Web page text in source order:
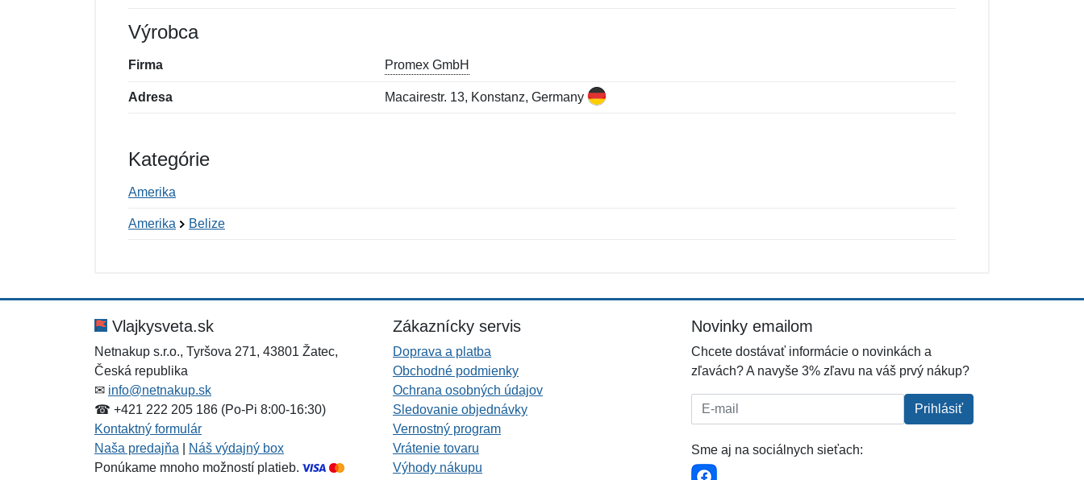
Výrobca
Firma Promex GmbH
Adresa Macairestr. 13, Konstanz, Germany
Kategórie
Amerika
Amerika Belize
Správa*
Správa*
Vlajkysveta.sk
Netnakup s.r.o., Tyršova 271, 43801 Žatec,
Česká republika
✉ info@netnakup.sk
☎ +421 222 205 186 (Po-Pi 8:00-16:30)
Kontaktný formulár
Naša predajňa
Náš výdajný box
Ponúkame mnoho možností platieb.
Zákaznícky servis
Doprava a platba
Obchodné podmienky
Ochrana osobných údajov
Sledovanie objednávky
Vernostný program
Vrátenie tovaru
Výhody nákupu
Novinky emailom
Chcete dostávať informácie o novinkách a
zľavách? A navyše 3% zľavu na váš prvý nákup?
E-mail: Prihlásiť
Sme aj na sociálnych sieťach: